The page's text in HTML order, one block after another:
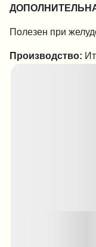
Полезен при
Производство: